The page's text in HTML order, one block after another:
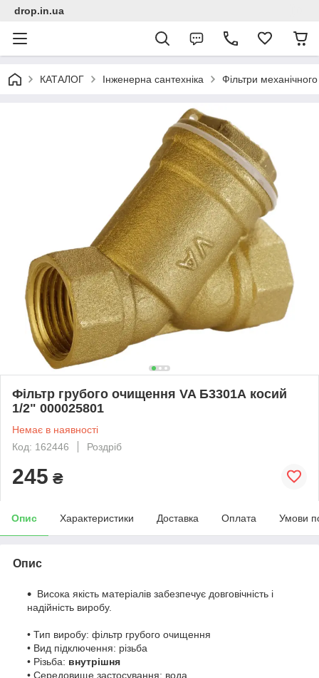
drop.in.ua
КАТАЛОГ Інженерна сантехніка Фільтри
Фільтр грубого очищення VA Б3301А косий
1/2" 000025801
Немає в наявності
Код: 162446
Роздріб
245 ₴
Опис Характеристики Доставка Оплата Умови
Опис
Висока якість матеріалів забезпечує довговічність і
надійність виробу.
• Тип виробу: фільтр грубого очищення
• Вид підключення: різьба
• Різьба: внутрішня
• Середовище застосування: вода